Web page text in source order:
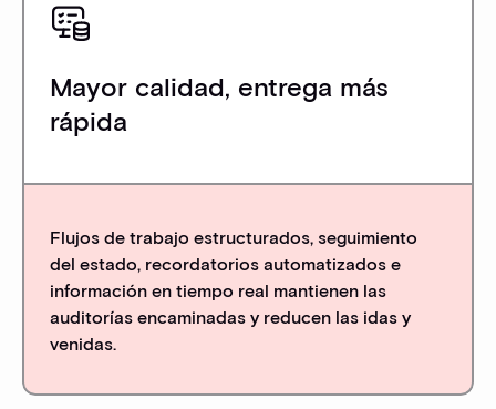
Mayor calidad, entrega más
rápida
Flujos de trabajo estructurados, seguimiento
del estado, recordatorios automatizados e
información en tiempo real mantienen las
auditorías encaminadas y reducen las idas y
venidas.